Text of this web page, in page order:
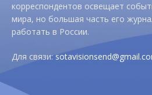
корреспондентов освещает
мира, но большая часть его
работать в России.
Для связи: